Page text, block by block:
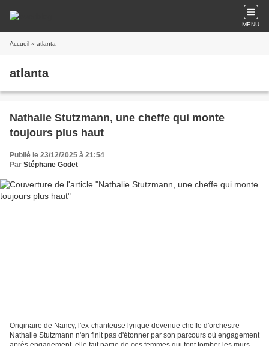
MENU
Accueil » atlanta
atlanta
Nathalie Stutzmann, une cheffe qui monte
toujours plus haut
Publié le 23/12/2025 à 21:54
Par Stéphane Godet
Originaire de Nancy, l'ex-chanteuse lyrique devenue cheffe d'orchestre
Nathalie Stutzmann n'en finit pas d'étonner par son parcours où engagement